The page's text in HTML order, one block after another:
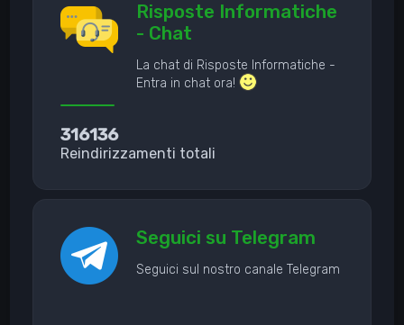
Risposte Informatiche
- Chat
La chat di Risposte Informatiche -
Entra in chat ora!
316136
Reindirizzamenti totali
Seguici su Telegram
Seguici sul nostro canale Telegram